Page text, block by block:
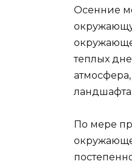
Осенние
теплых
ландшафта.
По мере